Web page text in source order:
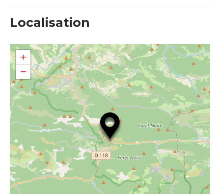
Localisation
+
−